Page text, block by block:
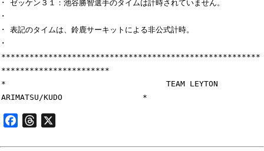
･ ゼッケン３１：池谷勝智選手のタイムは計時されていません。
･
･ 表記のタイムは、鈴鹿サーキットによる非公式計時。
･
*******************************************************
***********************
*                                  TEAM LEYTON
FacebookThreads